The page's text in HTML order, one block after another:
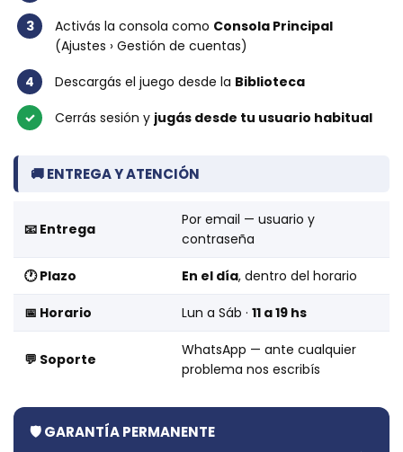
3
Activás la consola como Consola Principal
(Ajustes › Gestión de cuentas)
4
Descargás el juego desde la Biblioteca
✓
Cerrás sesión y jugás desde tu usuario habitual
🚚 ENTREGA Y ATENCIÓN
📧 Entrega
Por email — usuario y
contraseña
🕐 Plazo En el día, dentro del horario
📅 Horario Lun a Sáb · 11 a 19 hs
💬 Soporte
WhatsApp — ante cualquier
problema nos escribís
🛡️ GARANTÍA PERMANENTE